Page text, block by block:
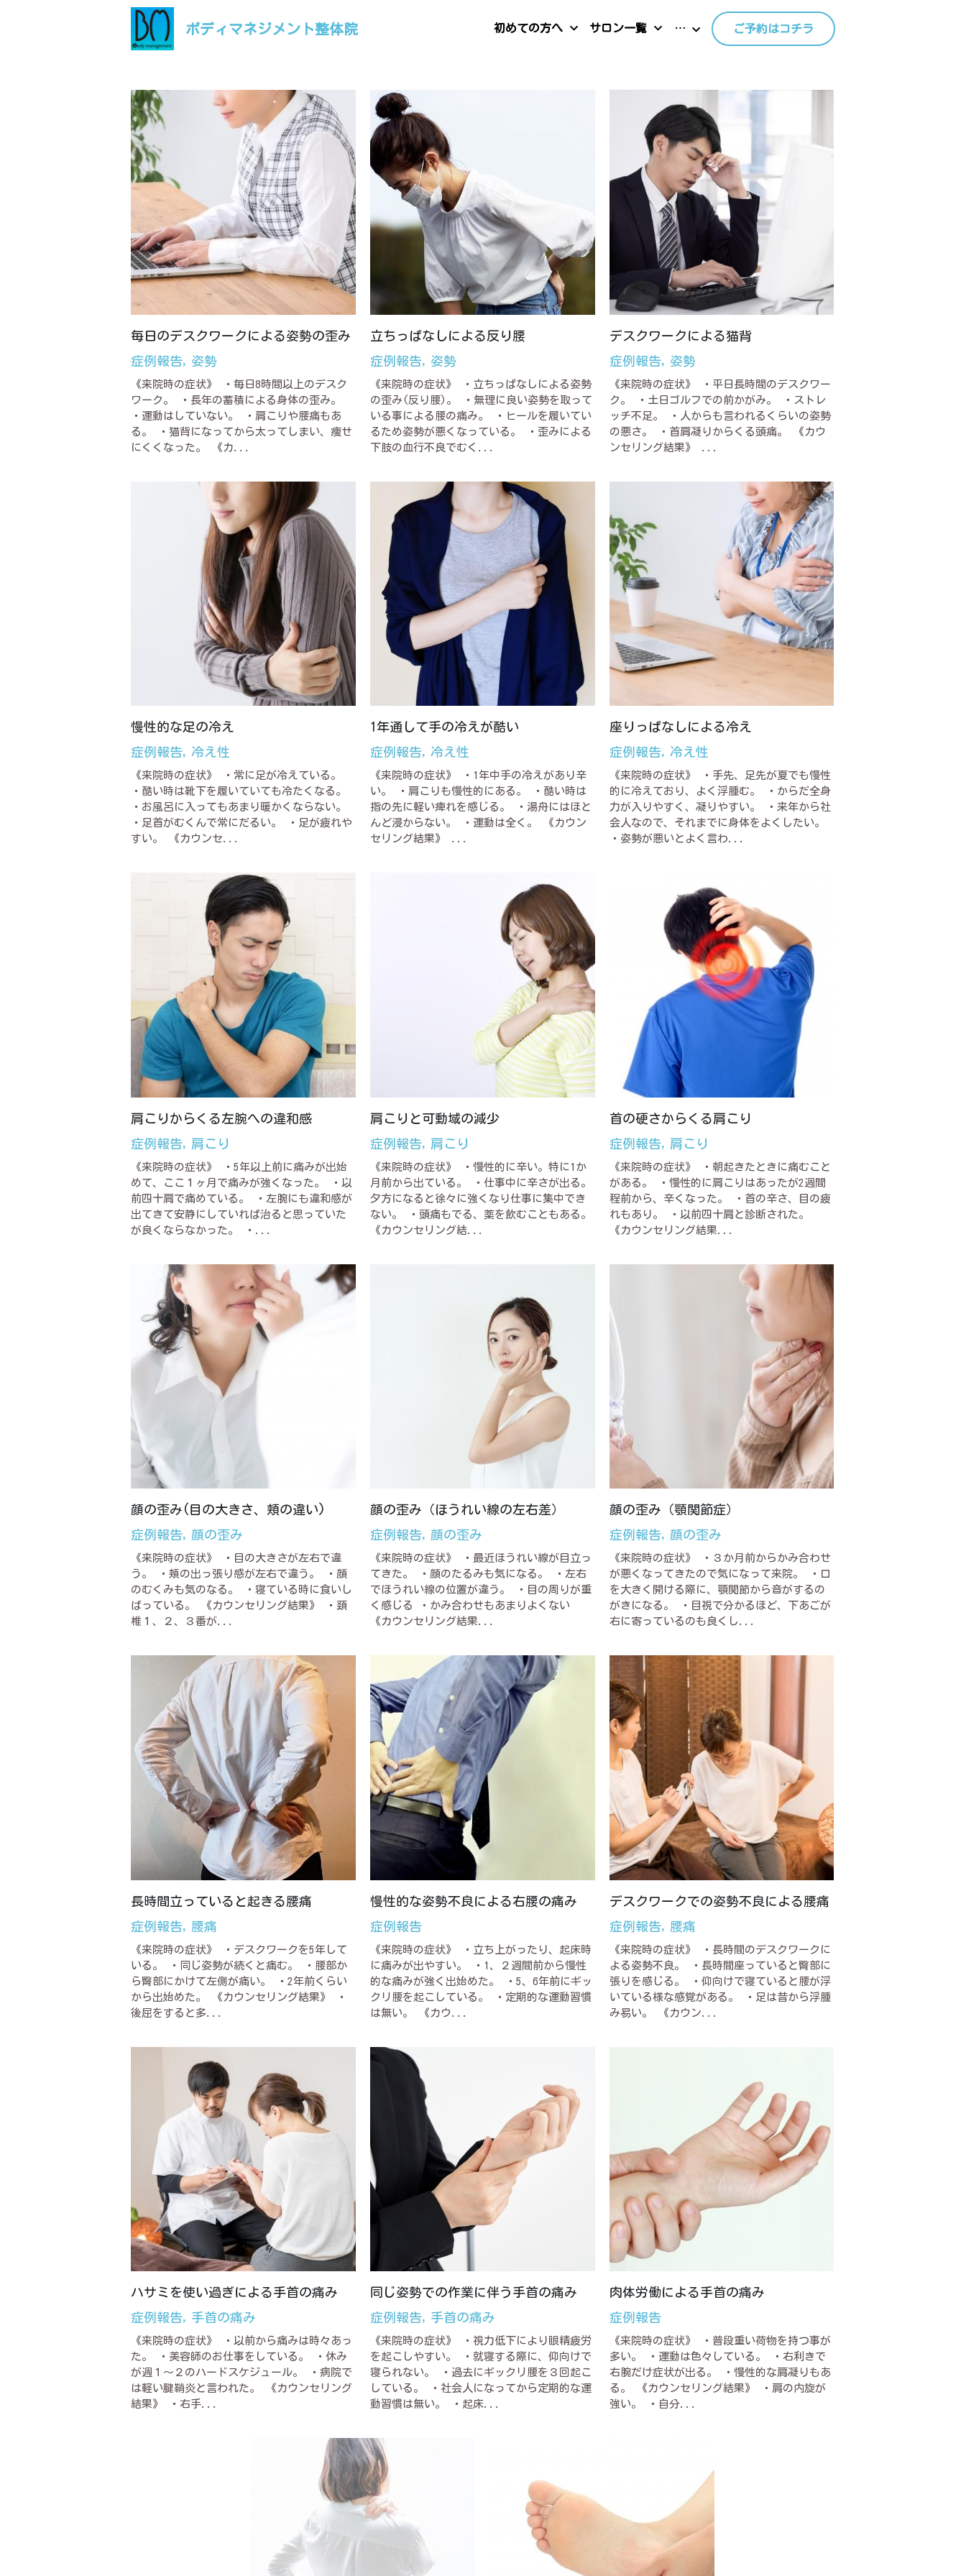
ボディマネジメント整体院 初めての方へ サロン一覧 … ご予約はコチラ
毎日のデスクワークによる姿勢の歪み
症例報告, 姿勢
《来院時の症状》 ・毎日8時間以上のデスク
ワーク。 ・長年の蓄積による身体の歪み。
・運動はしていない。 ・肩こりや腰痛もあ
る。 ・猫背になってから太ってしまい、痩せ
にくくなった。 《カ...
立ちっぱなしによる反り腰
症例報告, 姿勢
《来院時の症状》 ・立ちっぱなしによる姿勢
の歪み(反り腰)。 ・無理に良い姿勢を取って
いる事による腰の痛み。 ・ヒールを履いてい
るため姿勢が悪くなっている。 ・歪みによる
下肢の血行不良でむく...
デスクワークによる猫背
症例報告, 姿勢
《来院時の症状》 ・平日長時間のデスクワー
ク。 ・土日ゴルフでの前かがみ。 ・ストレ
ッチ不足。 ・人からも言われるくらいの姿勢
の悪さ。 ・首肩凝りからくる頭痛。 《カウ
ンセリング結果》 ...
慢性的な足の冷え
症例報告, 冷え性
《来院時の症状》 ・常に足が冷えている。
・酷い時は靴下を履いていても冷たくなる。
・お風呂に入ってもあまり暖かくならない。
・足首がむくんで常にだるい。 ・足が疲れや
すい。 《カウンセ...
1年通して手の冷えが酷い
症例報告, 冷え性
《来院時の症状》 ・1年中手の冷えがあり辛
い。 ・肩こりも慢性的にある。 ・酷い時は
指の先に軽い痺れを感じる。 ・湯舟にはほと
んど浸からない。 ・運動は全く。 《カウン
セリング結果》 ...
座りっぱなしによる冷え
症例報告, 冷え性
《来院時の症状》 ・手先、足先が夏でも慢性
的に冷えており、よく浮腫む。 ・からだ全身
力が入りやすく、凝りやすい。 ・来年から社
会人なので、それまでに身体をよくしたい。
・姿勢が悪いとよく言わ...
肩こりからくる左腕への違和感
症例報告, 肩こり
《来院時の症状》 ・5年以上前に痛みが出始
めて、ここ１ヶ月で痛みが強くなった。 ・以
前四十肩で痛めている。 ・左腕にも違和感が
出てきて安静にしていれば治ると思っていた
が良くならなかった。 ・...
肩こりと可動域の減少
症例報告, 肩こり
《来院時の症状》 ・慢性的に辛い。特に1か
月前から出ている。 ・仕事中に辛さが出る。
夕方になると徐々に強くなり仕事に集中でき
ない。 ・頭痛もでる、薬を飲むこともある。
《カウンセリング結...
首の硬さからくる肩こり
症例報告, 肩こり
《来院時の症状》 ・朝起きたときに痛むこと
がある。 ・慢性的に肩こりはあったが2週間
程前から、辛くなった。 ・首の辛さ、目の疲
れもあり。 ・以前四十肩と診断された。
《カウンセリング結果...
顔の歪み(目の大きさ、頬の違い)
症例報告, 顔の歪み
《来院時の症状》 ・目の大きさが左右で違
う。 ・頬の出っ張り感が左右で違う。 ・顔
のむくみも気のなる。 ・寝ている時に食いし
ばっている。 《カウンセリング結果》 ・頚
椎１、２、３番が...
顔の歪み（ほうれい線の左右差）
症例報告, 顔の歪み
《来院時の症状》 ・最近ほうれい線が目立っ
てきた。 ・顔のたるみも気になる。 ・左右
でほうれい線の位置が違う。 ・目の周りが重
く感じる ・かみ合わせもあまりよくない
《カウンセリング結果...
顔の歪み（顎関節症）
症例報告, 顔の歪み
《来院時の症状》 ・３か月前からかみ合わせ
が悪くなってきたので気になって来院。 ・口
を大きく開ける際に、顎関節から音がするの
がきになる。 ・目視で分かるほど、下あごが
右に寄っているのも良くし...
長時間立っていると起きる腰痛
症例報告, 腰痛
《来院時の症状》 ・デスクワークを5年して
いる。 ・同じ姿勢が続くと痛む。 ・腰部か
ら臀部にかけて左側が痛い。 ・2年前くらい
から出始めた。 《カウンセリング結果》 ・
後屈をすると多...
慢性的な姿勢不良による右腰の痛み
症例報告
《来院時の症状》 ・立ち上がったり、起床時
に痛みが出やすい。 ・1、２週間前から慢性
的な痛みが強く出始めた。 ・5、6年前にギッ
クリ腰を起こしている。 ・定期的な運動習慣
は無い。 《カウ...
デスクワークでの姿勢不良による腰痛
症例報告, 腰痛
《来院時の症状》 ・長時間のデスクワークに
よる姿勢不良。 ・長時間座っていると臀部に
張りを感じる。 ・仰向けで寝ていると腰が浮
いている様な感覚がある。 ・足は昔から浮腫
み易い。 《カウン...
ハサミを使い過ぎによる手首の痛み
症例報告, 手首の痛み
《来院時の症状》 ・以前から痛みは時々あっ
た。 ・美容師のお仕事をしている。 ・休み
が週１～２のハードスケジュール。 ・病院で
は軽い腱鞘炎と言われた。 《カウンセリング
結果》 ・右手...
同じ姿勢での作業に伴う手首の痛み
症例報告, 手首の痛み
《来院時の症状》 ・視力低下により眼精疲労
を起こしやすい。 ・就寝する際に、仰向けで
寝られない。 ・過去にギックリ腰を３回起こ
している。 ・社会人になってから定期的な運
動習慣は無い。 ・起床...
肉体労働による手首の痛み
症例報告
《来院時の症状》 ・普段重い荷物を持つ事が
多い。 ・運動は色々している。 ・右利きで
右腕だけ症状が出る。 ・慢性的な肩凝りもあ
る。 《カウンセリング結果》 ・肩の内旋が
強い。 ・自分...